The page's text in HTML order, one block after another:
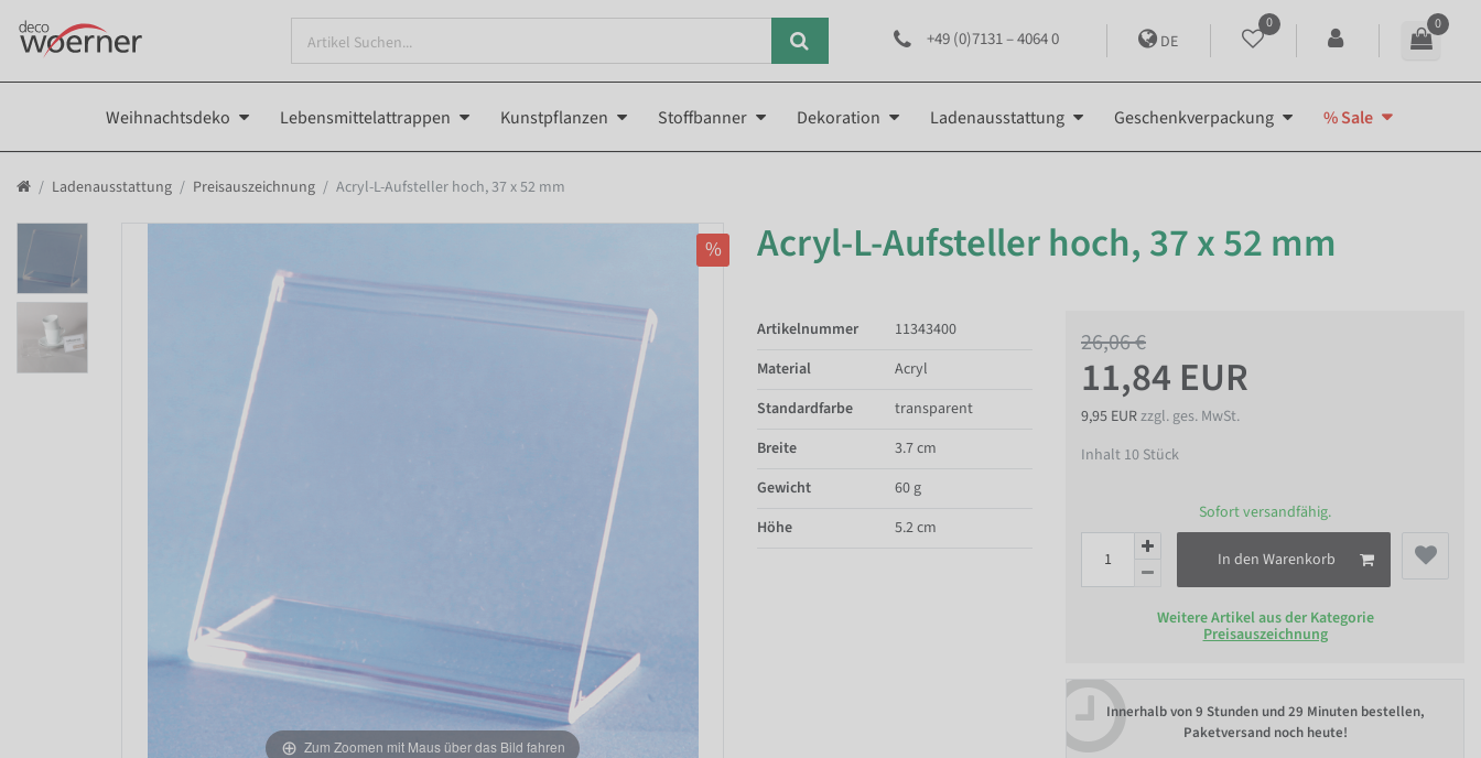
+49 (0)7131 – 4064 0 DE
0 0
Weihnachtsdeko Lebensmittelattrappen Kunstpflanzen Stoffbanner Dekoration Ladenausstattung Geschenkverpackung % Sale
Ladenausstattung Preisauszeichnung Acryl-L-Aufsteller hoch, 37 x 52 mm
Zum Zoomen mit Maus über das Bild fahren
% Acryl-L-Aufsteller hoch, 37 x 52 mm
26,06 €
11,84 EUR
9,95 EURzzgl. ges. MwSt.
Inhalt 10 Stück
Sofort versandfähig.
In den Warenkorb
Weitere Artikel aus der Kategorie
Preisauszeichnung
Innerhalb von9 Stunden und 29 Minuten bestellen,
Paketversand noch heute!
Artikelnummer
11343400
Material
Acryl
Standardfarbe
transparent
Breite
3.7 cm
Gewicht
60 g
Höhe
5.2 cm